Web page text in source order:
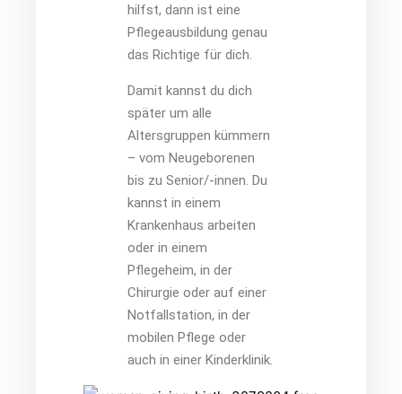
hilfst, dann ist eine
Pflegeausbildung genau
das Richtige für dich.
Damit kannst du dich
später um alle
Altersgruppen kümmern
– vom Neugeborenen
bis zu Senior/-innen. Du
kannst in einem
Krankenhaus arbeiten
oder in einem
Pflegeheim, in der
Chirurgie oder auf einer
Notfallstation, in der
mobilen Pflege oder
auch in einer Kinderklinik.